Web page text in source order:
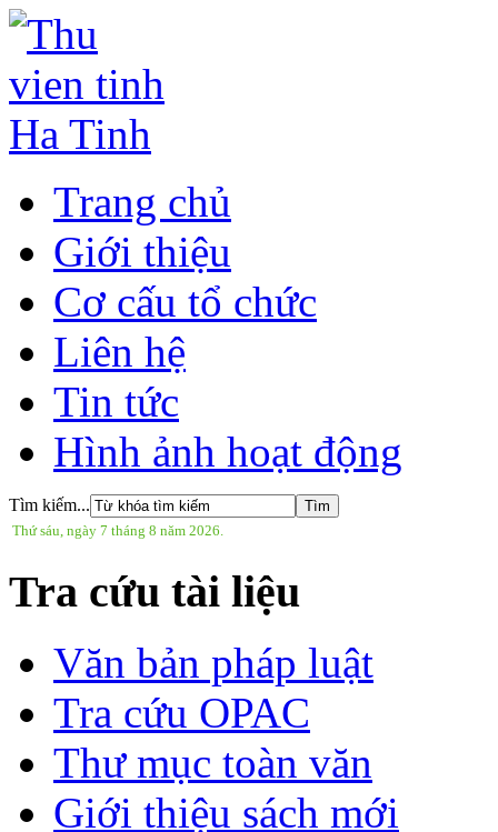
Trang chủ
Giới thiệu
Cơ cấu tổ chức
Liên hệ
Tin tức
Hình ảnh hoạt động
Tìm kiếm...
Thứ sáu, ngày 7 tháng 8 năm 2026.
Tra cứu tài liệu
Văn bản pháp luật
Tra cứu OPAC
Thư mục toàn văn
Giới thiệu sách mới